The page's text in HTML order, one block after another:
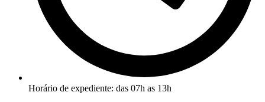
Horário de expediente: das 07h as 13h